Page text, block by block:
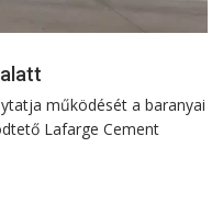
működését a baranyai
Lafarge Cement